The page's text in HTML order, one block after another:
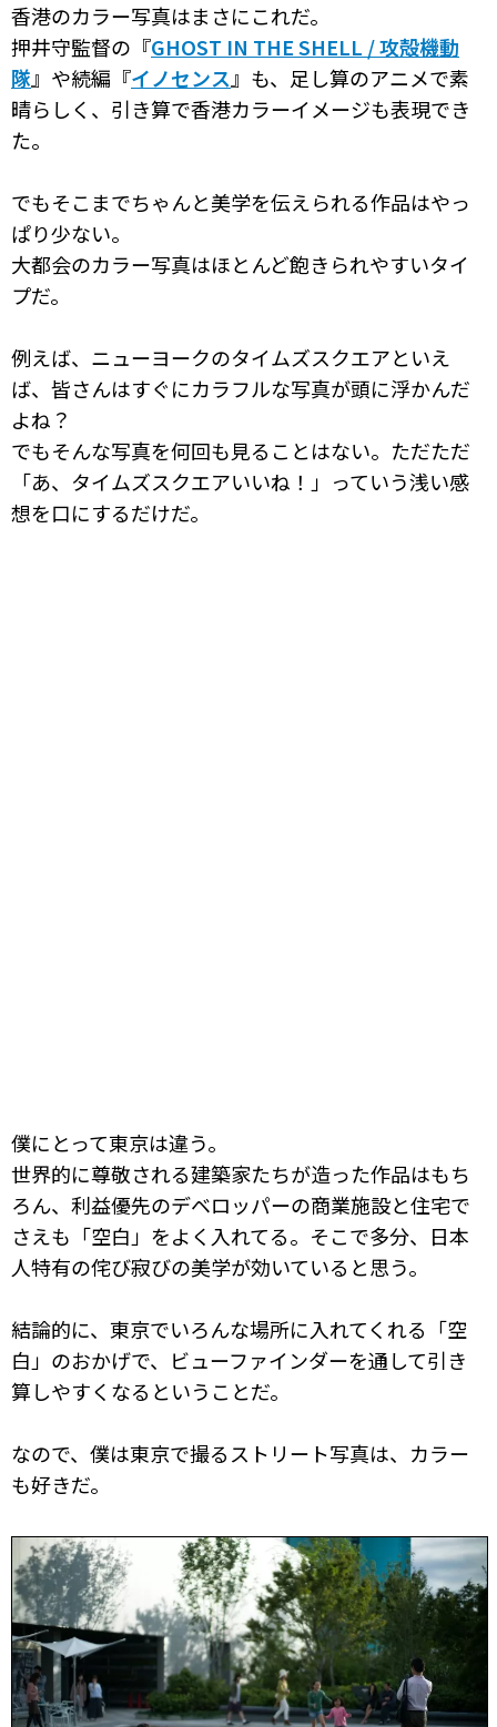
香港のカラー写真はまさにこれだ。
押井守監督の『GHOST IN THE SHELL / 攻殻機動
隊』や続編『イノセンス 』も、足し算のアニメで素
晴らしく、引き算で香港カラーイメージも表現でき
た。
でもそこまでちゃんと美学を伝えられる作品はやっ
ぱり少ない。
大都会のカラー写真はほとんど飽きられやすいタイ
プだ。
例えば、ニューヨークのタイムズスクエアといえ
ば、皆さんはすぐにカラフルな写真が頭に浮かんだ
よね？
でもそんな写真を何回も見ることはない。ただただ
「あ、タイムズスクエアいいね！」っていう浅い感
想を口にするだけだ。
僕にとって東京は違う。
世界的に尊敬される建築家たちが造った作品はもち
ろん、利益優先のデベロッパーの商業施設と住宅で
さえも「空白」をよく入れてる。そこで多分、日本
人特有の侘び寂びの美学が効いていると思う。
結論的に、東京でいろんな場所に入れてくれる「空
白」のおかげで、ビューファインダーを通して引き
算しやすくなるということだ。
なので、僕は東京で撮るストリート写真は、カラー
も好きだ。